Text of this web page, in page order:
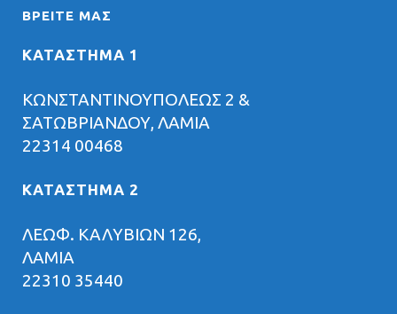
ΒΡΕΊΤΕ ΜΑΣ
ΚΑΤΑΣΤΗΜΑ 1
ΚΩΝΣΤΑΝΤΙΝΟΥΠΟΛΕΩΣ 2 &
ΣΑΤΩΒΡΙΑΝΔΟΥ, ΛΑΜΙΑ
22314 00468
ΚΑΤΑΣΤΗΜΑ 2
ΛΕΩΦ. ΚΑΛΥΒΙΩΝ 126,
ΛΑΜΙΑ
22310 35440